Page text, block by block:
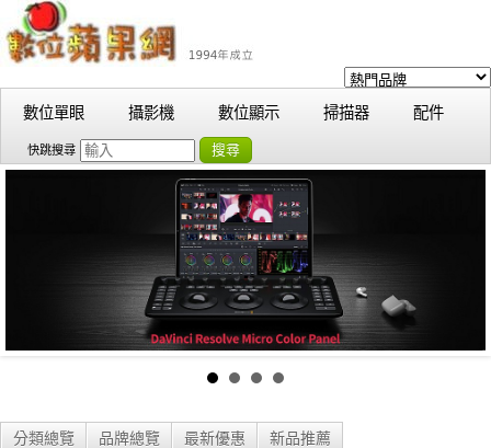
數位單眼 攝影機 數位顯示 掃描器 配件
快跳搜尋 搜尋
分類總覽 品牌總覽 最新優惠 新品推薦